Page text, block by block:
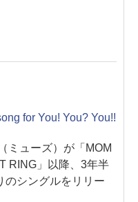
for You! You? You!!
ミューズ）が「MOM
RING」以降、3年半
のシングルをリリー